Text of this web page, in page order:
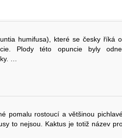
humifusa), které se česky říká
Plody této opuncie byly
…
pomalu rostoucí a většinou
to nejsou. Kaktus je totiž název